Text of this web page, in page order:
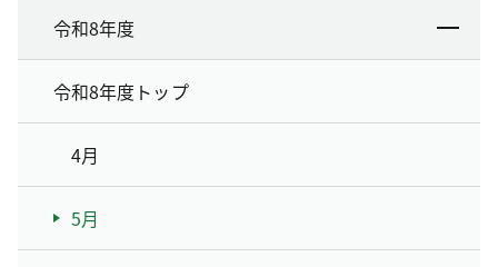
令和8年度
令和8年度トップ
4月
5月